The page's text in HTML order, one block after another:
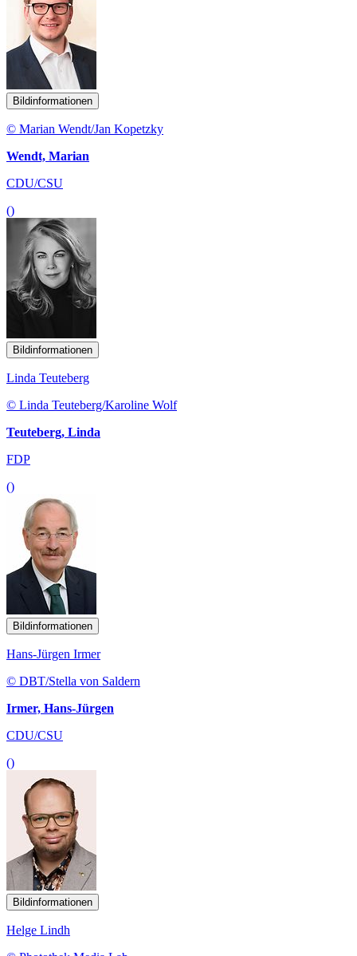
Bildinformationen
© Marian Wendt/Jan Kopetzky
Wendt, Marian
CDU/CSU
()
Bildinformationen
Linda Teuteberg
© Linda Teuteberg/Karoline Wolf
Teuteberg, Linda
FDP
()
Bildinformationen
Hans-Jürgen Irmer
© DBT/Stella von Saldern
Irmer, Hans-Jürgen
CDU/CSU
()
Bildinformationen
Helge Lindh